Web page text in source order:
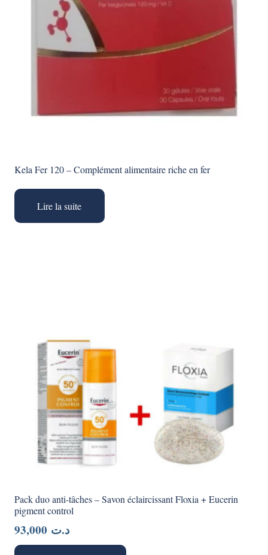
Kela Fer 120 – Complément alimentaire riche en fer
Lire la suite
Pack duo anti-tâches – Savon éclaircissant Floxia + Eucerin
pigment control
د.ت